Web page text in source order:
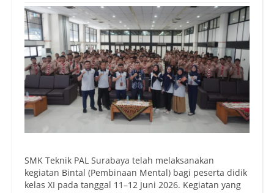
SMK Teknik PAL Surabaya telah melaksanakan
kegiatan Bintal (Pembinaan Mental) bagi peserta didik
kelas XI pada tanggal 11–12 Juni 2026. Kegiatan yang